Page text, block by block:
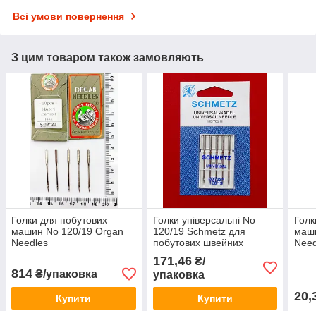
Всі умови повернення
З цим товаром також замовляють
Голки для побутових
машин No 120/19 Organ
Needles
814 ₴/упаковка
Купити
Голки універсальні No
120/19 Schmetz для
побутових швейних
машин
171,46₴/
упаковка
Купити